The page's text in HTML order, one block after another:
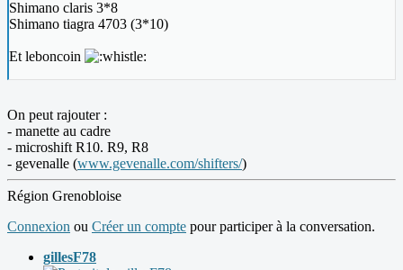
Shimano claris 3*8
Shimano tiagra 4703 (3*10)
Et leboncoin
On peut rajouter :
- manette au cadre
- microshift R10. R9, R8
- gevenalle (www.gevenalle.com/shifters/)
Région Grenobloise
Connexion ou Créer un compte pour participer à la conversation.
gillesF78